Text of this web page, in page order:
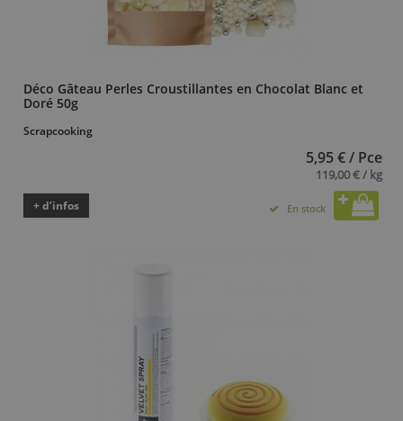
Déco Gâteau Perles Croustillantes en Chocolat Blanc et
Doré 50g
Scrapcooking
5,95 € / Pce
119,00 € / kg
+ d’infos En stock